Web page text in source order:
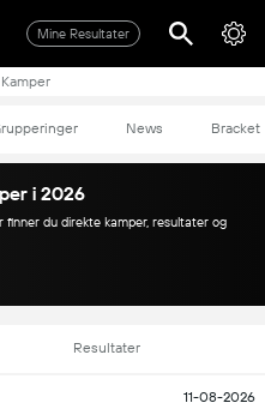
Mine Resultater
Kamper
News Bracket
i 2026
du direkte kamper, resultater og
Resultater
11-08-2026